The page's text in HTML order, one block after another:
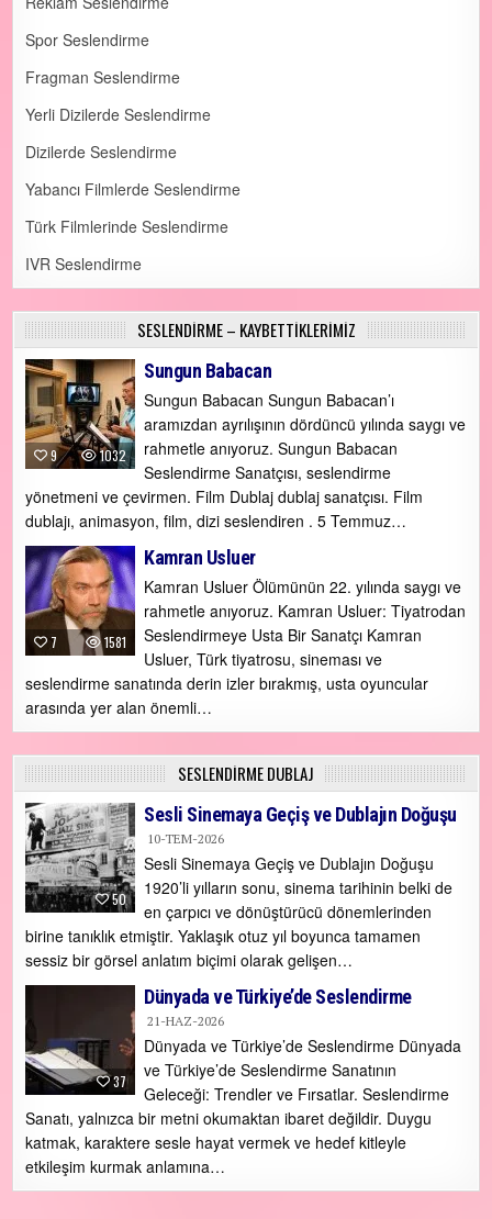
Spor Seslendirme
Fragman Seslendirme
Yerli Dizilerde Seslendirme
Dizilerde Seslendirme
Yabancı Filmlerde Seslendirme
Türk Filmlerinde Seslendirme
IVR Seslendirme
SESLENDİRME – KAYBETTİKLERİMİZ
9 1032
Sungun Babacan
Sungun Babacan Sungun Babacan’ı
aramızdan ayrılışının dördüncü yılında saygı ve
rahmetle anıyoruz. Sungun Babacan
Seslendirme Sanatçısı, seslendirme
yönetmeni ve çevirmen. Film Dublaj dublaj sanatçısı. Film
dublajı, animasyon, film, dizi seslendiren . 5 Temmuz…
7 1581
Kamran Usluer
Kamran Usluer Ölümünün 22. yılında saygı ve
rahmetle anıyoruz. Kamran Usluer: Tiyatrodan
Seslendirmeye Usta Bir Sanatçı Kamran
Usluer, Türk tiyatrosu, sineması ve
seslendirme sanatında derin izler bırakmış, usta oyuncular
arasında yer alan önemli…
SESLENDİRME DUBLAJ
50
Sesli Sinemaya Geçiş ve Dublajın Doğuşu
10-TEM-2026
Sesli Sinemaya Geçiş ve Dublajın Doğuşu
1920’li yılların sonu, sinema tarihinin belki de
en çarpıcı ve dönüştürücü dönemlerinden
birine tanıklık etmiştir. Yaklaşık otuz yıl boyunca tamamen
sessiz bir görsel anlatım biçimi olarak gelişen…
37
Dünyada ve Türkiye’de Seslendirme
21-HAZ-2026
Dünyada ve Türkiye’de Seslendirme Dünyada
ve Türkiye’de Seslendirme Sanatının
Geleceği: Trendler ve Fırsatlar. Seslendirme
Sanatı, yalnızca bir metni okumaktan ibaret değildir. Duygu
katmak, karaktere sesle hayat vermek ve hedef kitleyle
etkileşim kurmak anlamına…